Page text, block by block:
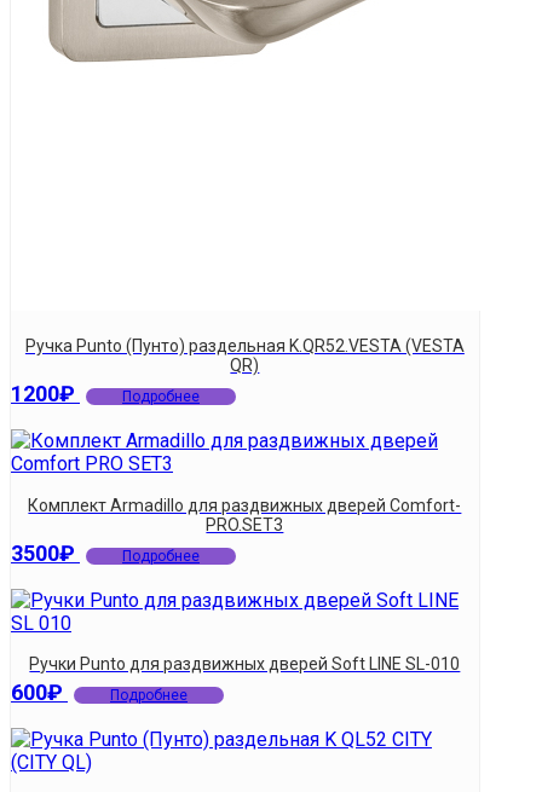
Ручка Punto (Пунто) раздельная K.QR52.VESTA (VESTA
QR)
1200₽ Подробнее
Комплект Armadillo для раздвижных дверей Comfort-
PRO.SET3
3500₽ Подробнее
Ручки Punto для раздвижных дверей Soft LINE SL-010
600₽ Подробнее